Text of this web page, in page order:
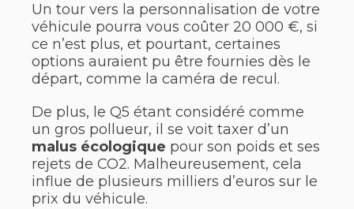
Un tour vers la personnalisation de votre
véhicule pourra vous coûter 20 000 €, si
ce n’est plus, et pourtant, certaines
options auraient pu être fournies dès le
départ, comme la caméra de recul.
De plus, le Q5 étant considéré comme
un gros pollueur, il se voit taxer d’un
malus écologique pour son poids et ses
rejets de CO2. Malheureusement, cela
influe de plusieurs milliers d’euros sur le
prix du véhicule.